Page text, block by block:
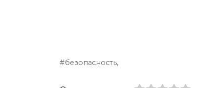
безопасность,